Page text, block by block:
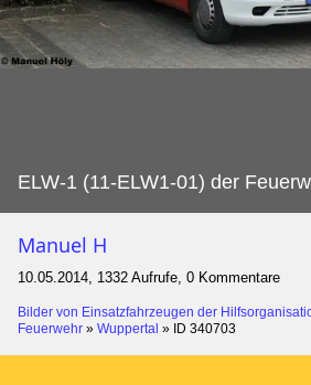
ELW-1 (11-ELW1-01) der
Manuel H
10.05.2014, 1332 Aufrufe, 0 Kommentare
Bilder von Einsatzfahrzeugen der
Feuerwehr » Wuppertal » ID 340703